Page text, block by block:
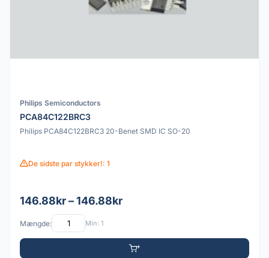
Philips Semiconductors
PCA84C122BRC3
Philips PCA84C122BRC3 20-Benet SMD IC SO-20
De sidste par stykker!: 1
146.88kr – 146.88kr
Mængde: Min: 1